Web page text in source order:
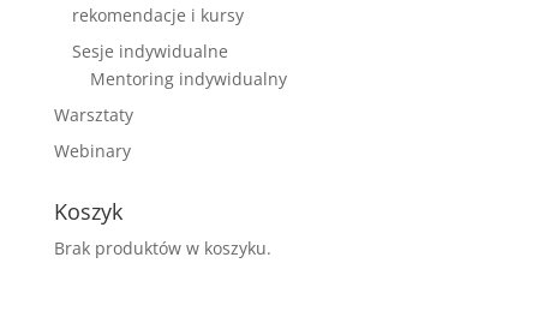
rekomendacje i kursy
Sesje indywidualne
Mentoring indywidualny
Warsztaty
Webinary
Koszyk
Brak produktów w koszyku.